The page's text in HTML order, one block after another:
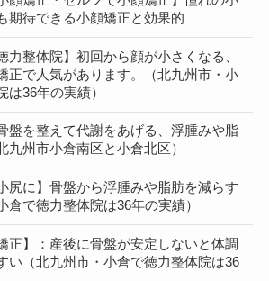
期待できる小顔矯正と効果的
力整体院】初回から顔が小さくなる、
正で人気があります。（北九州市・小
は36年の実績）
盤を整えて代謝をあげる、浮腫みや脂
九州市小倉南区と小倉北区）
尻に】骨盤から浮腫みや脂肪を減らす
倉で徳力整体院は36年の実績）
正】：産後に骨盤が安定しないと体調
い（北九州市・小倉で徳力整体院は36